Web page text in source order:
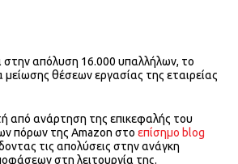
στην απόλυση 16.000 υπαλλήλων, το
θέσεων εργασίας της εταιρείας
από ανάρτηση της επικεφαλής του
πόρων της Amazon στο επίσημο blog
τις απολύσεις στην ανάγκη
στη λειτουργία της.